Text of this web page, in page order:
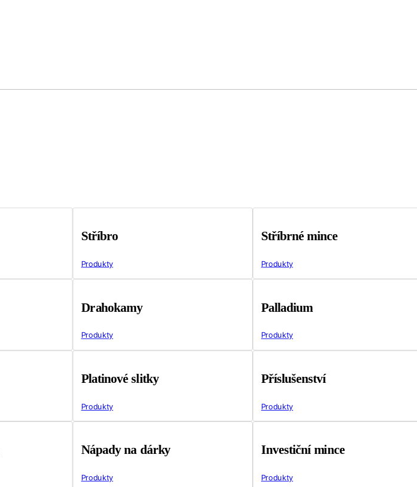
Stříbro
Produkty
Stříbrné mince
Produkty
Drahokamy
Produkty
Palladium
Produkty
Platinové slitky
Produkty
Příslušenství
Produkty
Nápady na dárky
Produkty
Investiční mince
Produkty